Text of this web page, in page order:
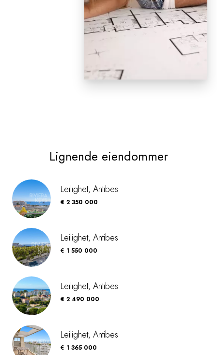
Lignende eiendommer
Leilighet, Antibes
€ 2 350 000
Leilighet, Antibes
€ 1 550 000
Leilighet, Antibes
€ 2 490 000
Leilighet, Antibes
€ 1 365 000